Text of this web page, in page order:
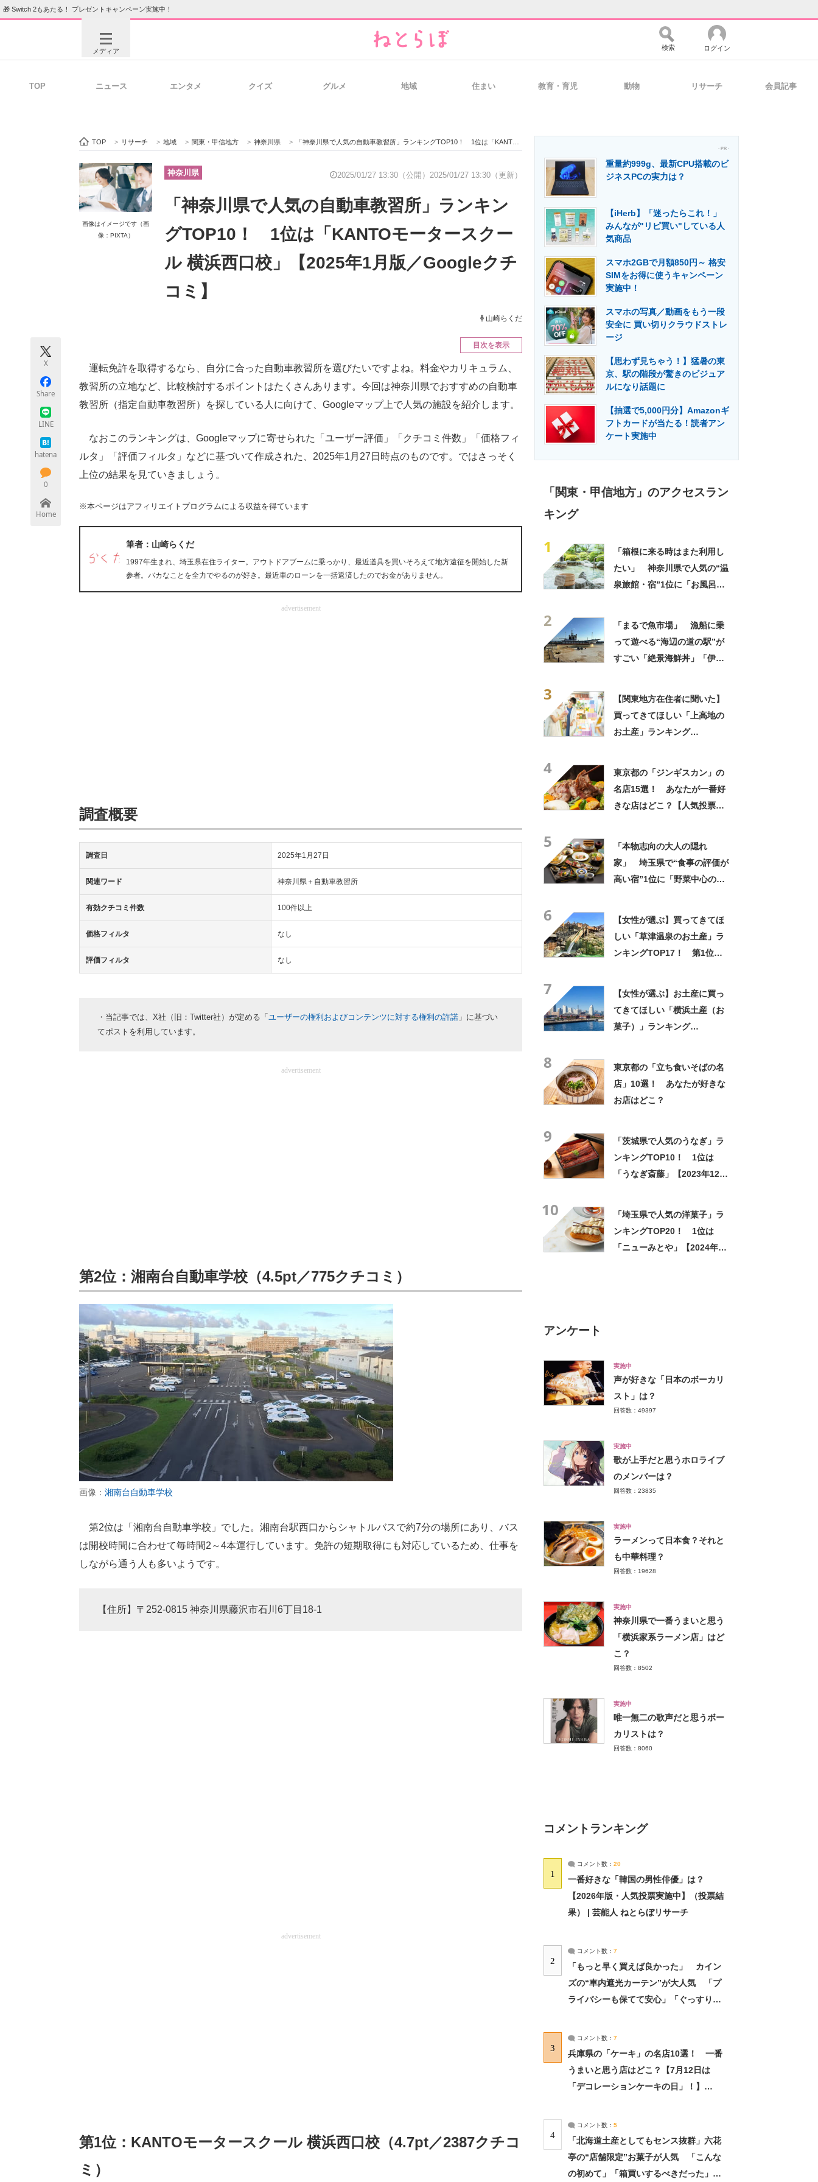
🎁 Switch 2もあたる！ プレゼントキャンペーン実施中！
メディア
ビジネスと働き方のヒント 経営リーダーのコミュニティ マーケ×ITの今がよく分かる
ITエンジニア向け専門サイト 製造業のIT導入・活用を支援
エネルギーの専門メディア 建設×テクノロジーの最前線
検索 ログイン
TOP ニュース エンタメ クイズ グルメ 地域 住まい 教育・育児 動物 リサーチ 会員記事
TOP > リサーチ > 地域 > 関東・甲信地方 > 神奈川県 > 「神奈川県で人気の自動車教習所」ランキングTOP10！ 1位は「KANTOモータースクール 横浜西口校」【2025年1月版／Googleクチコミ】
画像はイメージです（画
像：PIXTA）
神奈川県 2025/01/27 13:30（公開） 2025/01/27 13:30（更新）
「神奈川県で人気の自動車教習所」ランキン
グTOP10！ 1位は「KANTOモータースクー
ル 横浜西口校」【2025年1月版／Googleクチ
コミ】
山崎らくだ
X
Share
LINE
hatena
0
Home
目次を表示
運転免許を取得するなら、自分に合った自動車教習所を選びたいですよね。料金やカリキュラム、
教習所の立地など、比較検討するポイントはたくさんあります。今回は神奈川県でおすすめの自動車
教習所（指定自動車教習所）を探している人に向けて、Googleマップ上で人気の施設を紹介します。
なおこのランキングは、Googleマップに寄せられた「ユーザー評価」「クチコミ件数」「価格フィ
ルタ」「評価フィルタ」などに基づいて作成された、2025年1月27日時点のものです。ではさっそく
上位の結果を見ていきましょう。
※本ページはアフィリエイトプログラムによる収益を得ています
筆者：山崎らくだ
1997年生まれ、埼玉県在住ライター。アウトドアブームに乗っかり、最近道具を買いそろえて地方遠征を開始した新
参者。バカなことを全力でやるのが好き。最近車のローンを一括返済したのでお金がありません。
advertisement
調査概要
調査日 2025年1月27日
関連ワード 神奈川県＋自動車教習所
有効クチコミ件数 100件以上
価格フィルタ なし
評価フィルタ なし
・当記事では、X社（旧：Twitter社）が定める「 ユーザーの権利およびコンテンツに対する権利の許諾 」に基づい
てポストを利用しています。
advertisement
第2位：湘南台自動車学校（4.5pt／775クチコミ）
画像： 湘南台自動車学校
第2位は「湘南台自動車学校」でした。湘南台駅西口からシャトルバスで約7分の場所にあり、バス
は開校時間に合わせて毎時間2～4本運行しています。免許の短期取得にも対応しているため、仕事を
しながら通う人も多いようです。
【住所】〒252-0815 神奈川県藤沢市石川6丁目18-1
advertisement
第1位：KANTOモータースクール 横浜西口校（4.7pt／2387クチコ
ミ）
- PR -
重量約999g、最新CPU搭載のビ
ジネスPCの実力は？
【iHerb】「迷ったらこれ！」
みんなが"リピ買い"している人
気商品
スマホ2GBで月額850円～ 格安
SIMをお得に使うキャンペーン
実施中！
スマホの写真／動画をもう一段
安全に 買い切りクラウドストレ
ージ
【思わず見ちゃう！】猛暑の東
京、駅の階段が驚きのビジュア
ルになり話題に
【抽選で5,000円分】Amazonギ
フトカードが当たる！読者アン
ケート実施中
「関東・甲信地方」のアクセスラン
キング
1
「箱根に来る時はまた利用し
たい」 神奈川県で人気の“温
泉旅館・宿”1位に「お風呂が
2
「まるで魚市場」 漁船に乗
って遊べる“海辺の道の駅”が
すごい「絶景海鮮丼」「伊勢
3
【関東地方在住者に聞いた】
買ってきてほしい「上高地の
お土産」ランキング
4
東京都の「ジンギスカン」の
名店15選！ あなたが一番好
きな店はどこ？【人気投票実
5
「本物志向の大人の隠れ
家」 埼玉県で“食事の評価が
高い宿”1位に「野菜中心の料
6
【女性が選ぶ】買ってきてほ
しい「草津温泉のお土産」ラ
ンキングTOP17！ 第1位は
7
【女性が選ぶ】お土産に買っ
てきてほしい「横浜土産（お
菓子）」ランキング
8
東京都の「立ち食いそばの名
店」10選！ あなたが好きな
お店はどこ？
9
「茨城県で人気のうなぎ」ラ
ンキングTOP10！ 1位は
「うなぎ斎藤」【2023年12月
10
「埼玉県で人気の洋菓子」ラ
ンキングTOP20！ 1位は
「ニューみとや」【2024年3
アンケート
実施中
声が好きな「日本のボーカリ
スト」は？
回答数：49397
実施中
歌が上手だと思うホロライブ
のメンバーは？
回答数：23835
実施中
ラーメンって日本食？それと
も中華料理？
回答数：19628
実施中
神奈川県で一番うまいと思う
「横浜家系ラーメン店」はど
こ？
回答数：8502
実施中
唯一無二の歌声だと思うボー
カリストは？
回答数：8060
コメントランキング
1
コメント数： 20
一番好きな「韓国の男性俳優」は？
【2026年版・人気投票実施中】（投票結
果） | 芸能人 ねとらぼリサーチ
2
コメント数： 7
「もっと早く買えば良かった」 カイン
ズの“車内遮光カーテン”が大人気 「プ
ライバシーも保てて安心」「ぐっすり眠
3
コメント数： 7
兵庫県の「ケーキ」の名店10選！ 一番
うまいと思う店はどこ？【7月12日は
「デコレーションケーキの日」！】
4
コメント数： 5
「北海道土産としてもセンス抜群」六花
亭の“店舗限定”お菓子が人気 「こんな
の初めて」「箱買いするべきだった」